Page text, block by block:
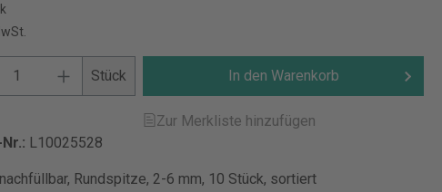
Stück In den Warenkorb
Zur Merkliste hinzufügen
L10025528
Rundspitze, 2-6 mm, 10 Stück, sortiert